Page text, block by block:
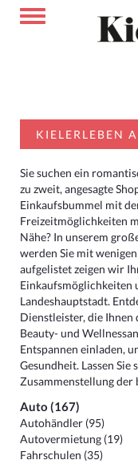
KIELERLEBEN
Sie suchen ein
zu zweit, angesagte
Einkaufsbummel mit
Freizeitmöglichkeiten
Nähe? In unserem
werden Sie mit
aufgelistet zeigen wir
Einkaufsmöglichkeiten
Landeshauptstadt.
Dienstleister, die Ihnen
Beauty- und
Entspannen einladen,
Gesundheit. Lassen
Zusammenstellung der
Auto (167)
Autohändler (95)
Autovermietung (19)
Fahrschulen (35)